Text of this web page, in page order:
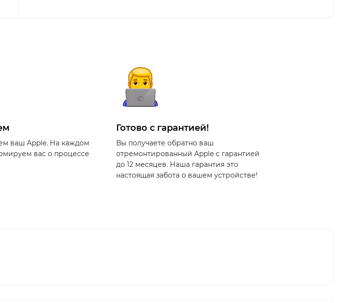
ваш Apple. На каждом
вас о процессе
Готово с гарантией!
Вы получаете обратно ваш
отремонтированный Apple с гарантией
до 12 месяцев. Наша гарантия это
настоящая забота о вашем устройстве!